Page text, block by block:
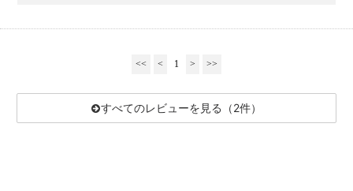
<< < 1 > >>
すべてのレビューを見る（2件）